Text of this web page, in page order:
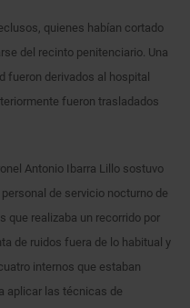
quienes habían cortado
del recinto penitenciario. Una
fueron derivados al hospital
fueron trasladados
Antonio Ibarra Lillo sostuvo
de servicio nocturno de
que realizaba un recorrido por
de ruidos fuera de lo habitual y
internos que estaban
aplicar las técnicas de